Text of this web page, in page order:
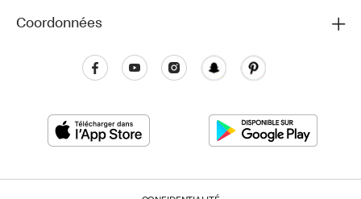
Coordonnées